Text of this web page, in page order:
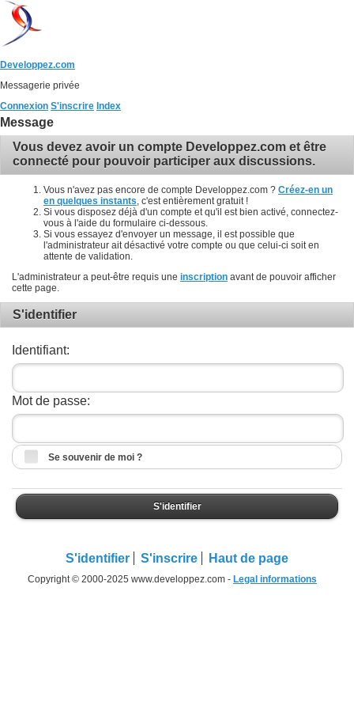
Developpez.com
Messagerie privée
Connexion S'inscrire Index
Message
Vous devez avoir un compte Developpez.com et être
connecté pour pouvoir participer aux discussions.
Vous n'avez pas encore de compte Developpez.com ? Créez-en un
en quelques instants , c'est entièrement gratuit !
Si vous disposez déjà d'un compte et qu'il est bien activé, connectez-
vous à l'aide du formulaire ci-dessous.
Si vous essayez d'envoyer un message, il est possible que
l'administrateur ait désactivé votre compte ou que celui-ci soit en
attente de validation.
L'administrateur a peut-être requis une inscription avant de pouvoir afficher
cette page.
S'identifier
Identifiant:
Mot de passe:
Se souvenir de moi ?
S'identifier
S'identifier S'inscrire Haut de page
Copyright © 2000-2025 www.developpez.com - Legal informations